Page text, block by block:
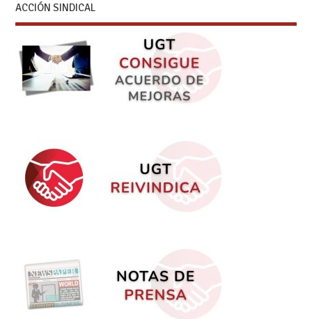
ACCIÓN SINDICAL